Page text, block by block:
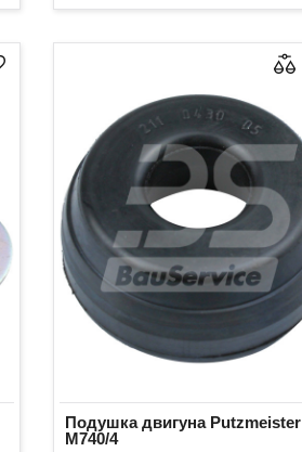
В КОШИК
Подушка двигуна Putzmeister
М740/4